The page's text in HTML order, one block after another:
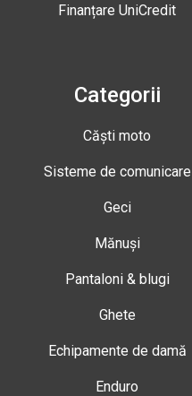
Finanțare UniCredit
Categorii
Căști moto
Sisteme de comunicare
Geci
Mănuși
Pantaloni & blugi
Ghete
Echipamente de damă
Enduro